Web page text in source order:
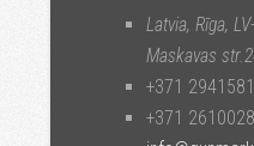
Latvia, Rīga,
Maskavas
+371
+371